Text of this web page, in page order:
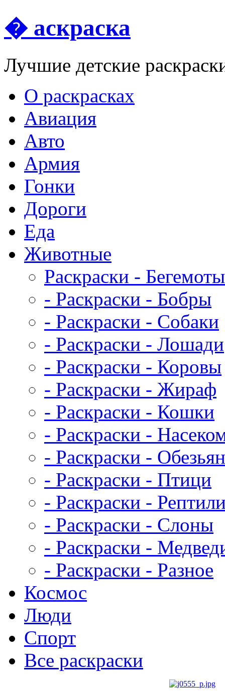
� аскраска
Лучшие детские
О раскрасках
Авиация
Авто
Армия
Гонки
Дороги
Еда
Животныe
Раскраски - Бегемоты
- Раскраски - Бобры
- Раскраски - Собаки
- Раскраски - Лошади
- Раскраски - Коровы
- Раскраски - Жираф
- Раскраски - Кошки
- Раскраски -
- Раскраски -
- Раскраски - Птици
- Раскраски -
- Раскраски - Слоны
- Раскраски -
- Раскраски - Разное
Космос
Люди
Спорт
Все раскраски